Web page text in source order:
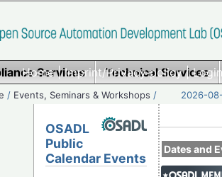
Home|Imprint/Privacy policy|
Services Technical Services
/ Events, Seminars & Workshops / 2026-
Dates and
OSADL
Public
Calendar Events